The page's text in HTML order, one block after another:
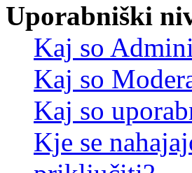
Uporabniški
Kaj so
Kaj so
Kaj so
Kje se